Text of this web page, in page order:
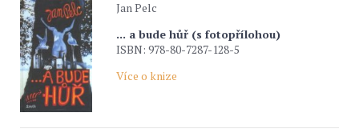
Jan Pelc
... a bude hůř (s fotopřílohou)
ISBN: 978-80-7287-128-5
Více o knize